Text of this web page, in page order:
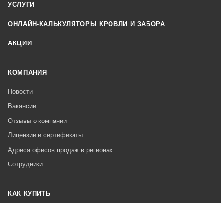
УСЛУГИ
ОНЛАЙН-КАЛЬКУЛЯТОРЫ КРОВЛИ И ЗАБОРА
АКЦИИ
КОМПАНИЯ
Новости
Вакансии
Отзывы о компании
Лицензии и сертификаты
Адреса офисов продаж в регионах
Сотрудники
КАК КУПИТЬ